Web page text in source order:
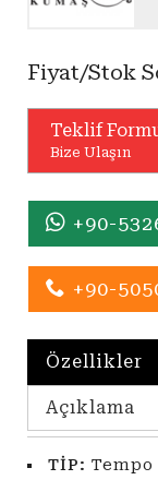
Fiyat/Stok
Teklif
Bize Ulaşın
+90-
+90-
Özellikler
Açıklama
TİP: